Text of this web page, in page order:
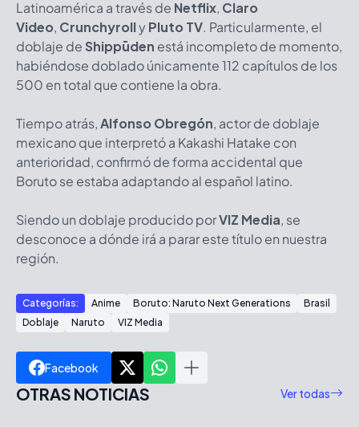
Latinoamérica a través de Netflix, Claro
Video, CrunchyrollyPluto TV. Particularmente, el
doblaje de Shippūden está incompleto de momento,
habiéndose doblado únicamente 112 capítulos de los
500 en total que contiene la obra.
Tiempo atrás,Alfonso Obregón, actor de doblaje
mexicano que interpretó a Kakashi Hatake con
anterioridad, confirmó de forma accidental que
Boruto se estaba adaptando al español latino.
Siendo un doblaje producido porVIZ Media, se
desconoce a dónde irá a parar este título en nuestra
región.
Categorías: Anime Boruto: Naruto Next Generations
Brasil
Doblaje
Naruto VIZ Media
Facebook
OTRAS NOTICIAS Ver todas